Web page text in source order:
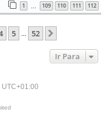
1 ... 109 110 111 112
5 ... 52
Ir Para
UTC+01:00